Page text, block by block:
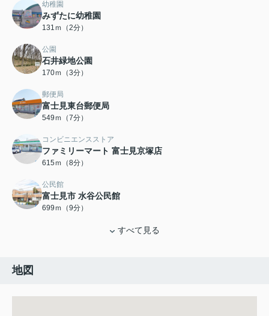
幼稚園
みずたに幼稚園
131ｍ（2分）
公園
石井緑地公園
170ｍ（3分）
郵便局
富士見東台郵便局
549ｍ（7分）
コンビニエンスストア
ファミリーマート 富士見京塚店
615ｍ（8分）
公民館
富士見市 水谷公民館
699ｍ（9分）
すべて見る
地図